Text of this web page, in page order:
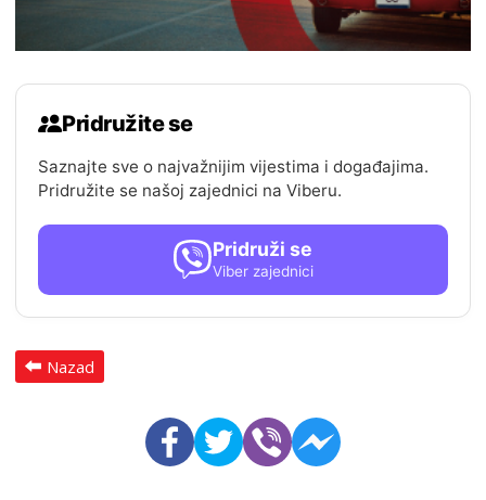
Pridružite se
Saznajte sve o najvažnijim vijestima i događajima.
Pridružite se našoj zajednici na Viberu.
Pridruži se
Viber zajednici
Nazad